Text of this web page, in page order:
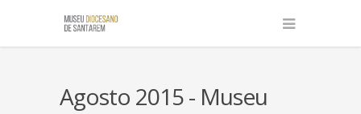
Agosto 2015 - Museu